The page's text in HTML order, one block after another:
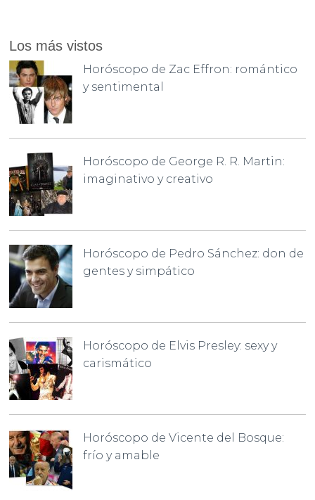
Los más vistos
Horóscopo de Zac Effron: romántico
y sentimental
Horóscopo de George R. R. Martin:
imaginativo y creativo
Horóscopo de Pedro Sánchez: don de
gentes y simpático
Horóscopo de Elvis Presley: sexy y
carismático
Horóscopo de Vicente del Bosque:
frío y amable